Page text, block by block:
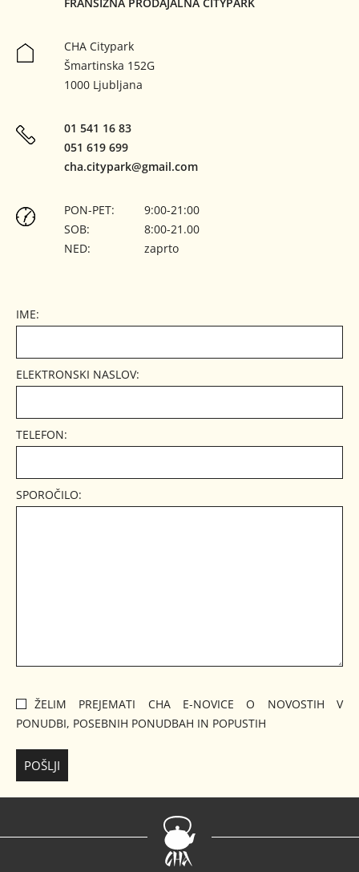
CHA Citypark
Šmartinska 152G
1000 Ljubljana
01 541 16 83
051 619 699
cha.citypark
gmail.com
PON-PET:
9:00-21:00
SOB:
8:00-21.00
NED:
zaprto
IME:
ELEKTRONSKI NASLOV:
TELEFON:
SPOROČILO:
ŽELIM PREJEMATI CHA E-NOVICE O NOVOSTIH V
PONUDBI, POSEBNIH PONUDBAH IN POPUSTIH